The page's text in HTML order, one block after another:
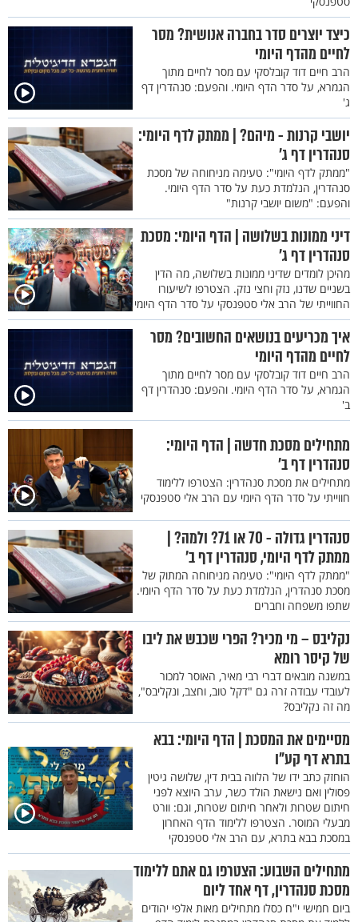
כיצד יוצרים סדר בחברה אנושית? מסר
לחיים מהדף היומי
הרב חיים דוד קובלסקי עם מסר לחיים מתוך
הגמרא, על סדר הדף היומי. והפעם: סנהדרין דף
ג'
יושבי קרנות - מיהם? | ממתק לדף היומי:
סנהדרין דף ג'
"ממתק לדף היומי": טעימה מניחוחה של מסכת
סנהדרין, הנלמדת כעת על סדר הדף היומי.
והפעם: "משום יושבי קרנות"
דיני ממונות בשלושה | הדף היומי: מסכת
סנהדרין דף ג'
מהיכן לומדים שדיני ממונות בשלושה, מה הדין
בשניים שדנו, נזק וחצי נזק. הצטרפו לשיעורו
החווייתי של הרב אלי סטפנסקי על סדר הדף היומי
איך מכריעים בנושאים החשובים? מסר
לחיים מהדף היומי
הרב חיים דוד קובלסקי עם מסר לחיים מתוך
הגמרא, על סדר הדף היומי. והפעם: סנהדרין דף
ב'
מתחילים מסכת חדשה | הדף היומי:
סנהדרין דף ב'
מתחילים את מסכת סנהדרין: הצטרפו ללימוד
חווייתי על סדר הדף היומי עם הרב אלי סטפנסקי
סנהדרין גדולה - 70 או 71? ולמה? |
ממתק לדף היומי, סנהדרין דף ב'
"ממתק לדף היומי": טעימה מניחוחה המתוק של
מסכת סנהדרין, הנלמדת כעת על סדר הדף היומי.
שתפו משפחה וחברים
נקליבס – מי מכיר? הפרי שכבש את ליבו
של קיסר רומא
במשנה מובאים דברי רבי מאיר, האוסר למכור
לעובדי עבודה זרה גם "דקל טוב, וחצב, ונקליבס",
מה זה נקליבס?
מסיימים את המסכת | הדף היומי: בבא
בתרא דף קע"ו
הוחזק כתב ידו של הלווה בבית דין, שלושה גיטין
פסולין ואם נישאת הולד כשר, ערב היוצא לפני
חיתום שטרות ולאחר חיתום שטרות, וגם: וורט
מבעלי המוסר. הצטרפו ללימוד הדף האחרון
במסכת בבא בתרא, עם הרב אלי סטפנסקי
מתחילים השבוע: הצטרפו גם אתם ללימוד
מסכת סנהדרין, דף אחד ליום
ביום חמישי י"ח כסלו מתחילים מאות אלפי יהודים